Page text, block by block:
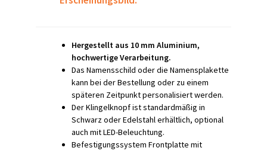
Hergestellt aus 10 mm Aluminium,
hochwertige Verarbeitung.
Das Namensschild oder die Namensplakette
kann bei der Bestellung oder zu einem
späteren Zeitpunkt personalisiert werden.
Der Klingelknopf ist standardmäßig in
Schwarz oder Edelstahl erhältlich, optional
auch mit LED-Beleuchtung.
Befestigungssystem Frontplatte mit